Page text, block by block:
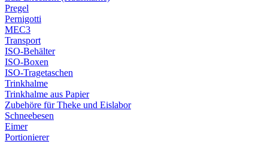
Pregel
Pernigotti
MEC3
Transport
ISO-Behälter
ISO-Boxen
ISO-Tragetaschen
Trinkhalme
Trinkhalme aus Papier
Zubehöre für Theke und Eislabor
Schneebesen
Eimer
Portionierer